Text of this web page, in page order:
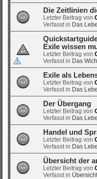
Die Zeitlinien
Letzter Beitrag von
Verfasst in Das
Exile wissen
Letzter Beitrag von
Verfasst in Das
Exile als
Letzter Beitrag von
Verfasst in Das
Der Übergang
Letzter Beitrag von
Verfasst in Das
Handel und
Letzter Beitrag von
Verfasst in Das
Übersicht der
Letzter Beitrag von
Verfasst in